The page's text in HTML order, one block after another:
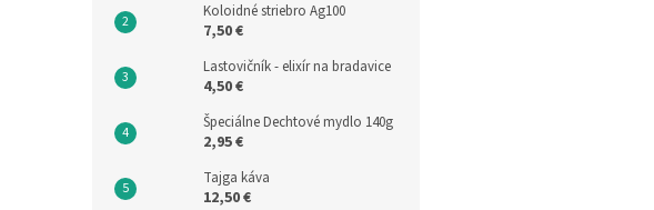
Koloidné striebro Ag100
7,50 €
Lastovičník - elixír na bradavice
4,50 €
Špeciálne Dechtové mydlo 140g
2,95 €
Tajga káva
12,50 €